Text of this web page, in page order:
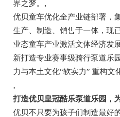
界之梦。 ,
优贝童车优化全产业链部署，
生产、制造、销售于一体，现
业态童车产业激活文体经济发
新打造专业赛事级骑行泵道乐
力与本土文化“软实力” 重构文
,
打造优贝皇冠酷乐泵道乐园，
优贝不只要为孩子们制造最好